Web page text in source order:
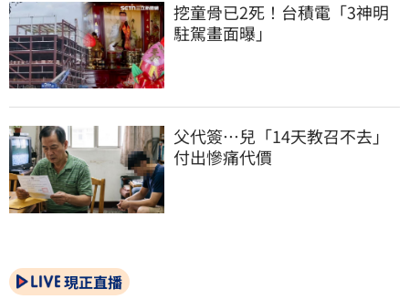
挖童骨已2死！台積電「3神明
駐駕畫面曝」
父代簽…兒「14天教召不去」
付出慘痛代價
現正直播